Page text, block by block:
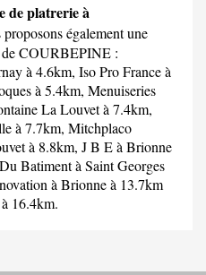
de platrerie à
également une
de COURBEPINE :
à 4.6km, Iso Pro Franceà
à 5.4km, Menuiseries
La Louvet à 7.4km,
à 7.7km, Mitchplaco
à 8.8km, J B Eà Brionne
Batimentà Saint Georges
à Brionne à 13.7km
16.4km.